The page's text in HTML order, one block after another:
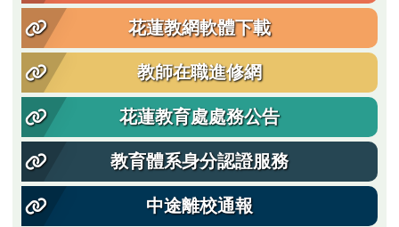
花蓮教網軟體下載
教師在職進修網
花蓮教育處處務公告
教育體系身分認證服務
中途離校通報